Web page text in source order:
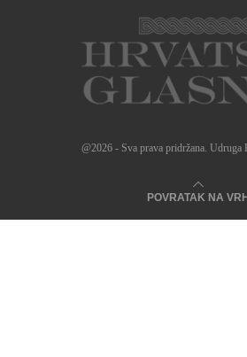
@2026 - Sva prava pridržana.
POVRATAK NA